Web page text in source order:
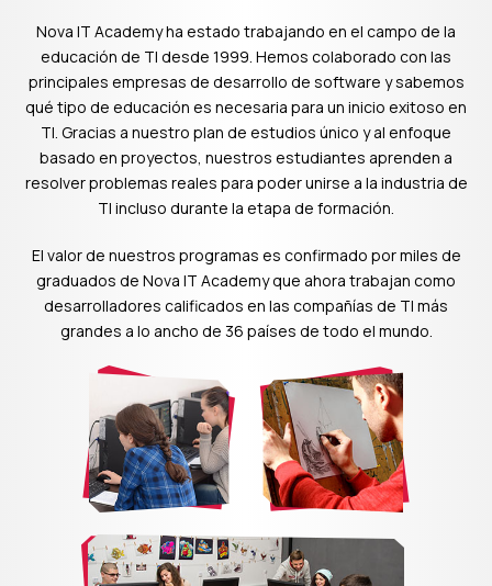
Nova IT Academy ha estado trabajando en el campo de la
educación de TI desde 1999. Hemos colaborado con las
principales empresas de desarrollo de software y sabemos
qué tipo de educación es necesaria para un inicio exitoso en
TI. Gracias a nuestro plan de estudios único y al enfoque
basado en proyectos, nuestros estudiantes aprenden a
resolver problemas reales para poder unirse a la industria de
TI incluso durante la etapa de formación.
El valor de nuestros programas es confirmado por miles de
graduados de Nova IT Academy que ahora trabajan como
desarrolladores calificados en las compañías de TI más
grandes a lo ancho de 36 países de todo el mundo.